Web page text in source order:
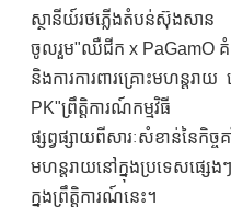
ស្ថានីយ៍រថភ្លើងតំបន់ស៊ុងសាន
ចូលរួម"ឈឺជីក x PaGamO គំនួ
និងការការពារគ្រោះមហន្តរាយ
PK"ព្រឹត្តិការណ៍កម្មវិធី
ផ្សព្វផ្សាយពីសារៈសំខាន់នៃកិច្ចគ
មហន្តរាយនៅក្នុងប្រទេសផ្ស
ក្នុងព្រឹត្តិការណ៍នេះ។